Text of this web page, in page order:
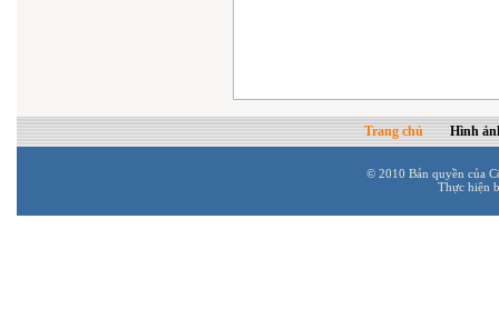
Trang chủ Hình
© 2010 Bản quyền của
Thực hiện